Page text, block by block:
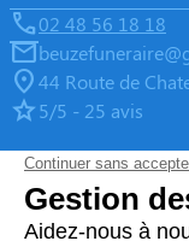
02 48 56 18 18
44 Route de
5/5 - 25 avis
Pompes Funèbres
05 55 65 05 55